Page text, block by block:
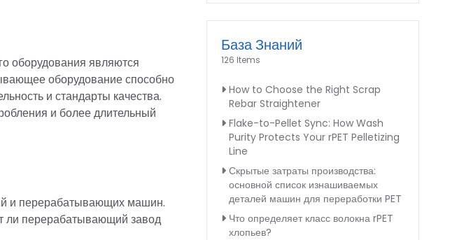
оборудования являются
оборудование способно
и стандарты качества.
и более длительный
и перерабатывающих машин.
ли перерабатывающий завод
База Знаний
126 Items
How to Choose the Right Scrap
Rebar Straightener
Flake-to-Pellet Sync: How Wash
Purity Protects Your rPET Pelletizing
Line
Скрытые затраты производства:
основной список изнашиваемых
деталей машин для переработки PET
Что определяет класс волокна rPET
хлопьев?